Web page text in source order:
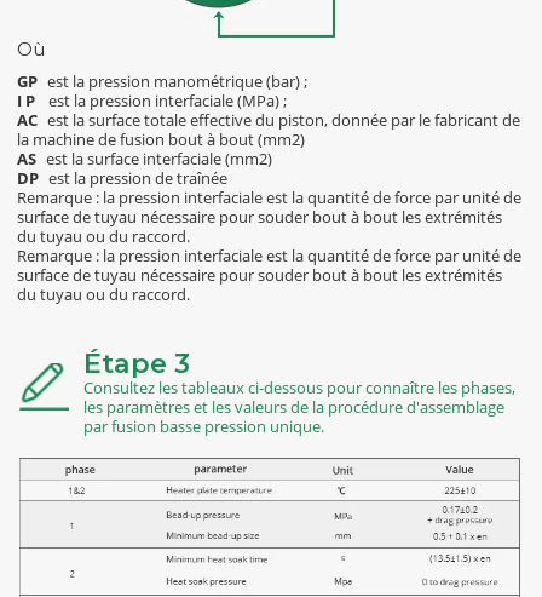
Où
GP est la pression manométrique (bar) ;
IP
est la pression interfaciale (MPa) ;
AC est la surface totale effective du piston, donnée par le fabricant de
la machine de fusion bout à bout (mm2)
AS est la surface interfaciale (mm2)
DP est la pression de traînée
Remarque : la pression interfaciale est la quantité de force par unité de
surface de tuyau nécessaire pour souder bout à bout les extrémités
du tuyau ou du raccord.
Remarque : la pression interfaciale est la quantité de force par unité de
surface de tuyau nécessaire pour souder bout à bout les extrémités
du tuyau ou du raccord.
Étape 3
Consultez les tableaux ci-dessous pour connaître les phases,
les paramètres et les valeurs de la procédure d'assemblage
par fusion basse pression unique.